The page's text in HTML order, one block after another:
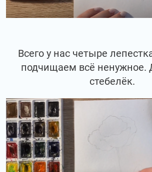
Всего у нас четыре
подчищаем всё ненужное.
стебелёк.